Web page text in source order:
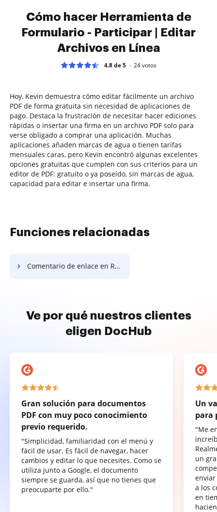
Cómo hacer Herramienta de
Formulario - Participar | Editar
Archivos en Línea
4.8 de 5 24votos
Hoy, Kevin demuestra cómo editar fácilmente un archivo
PDF de forma gratuita sin necesidad de aplicaciones de
pago. Destaca la frustración de necesitar hacer ediciones
rápidas o insertar una firma en un archivo PDF solo para
verse obligado a comprar una aplicación. Muchas
aplicaciones añaden marcas de agua o tienen tarifas
mensuales caras, pero Kevin encontró algunas excelentes
opciones gratuitas que cumplen con sus criterios para un
editor de PDF: gratuito o ya poseído, sin marcas de agua,
capacidad para editar e insertar una firma.
Funciones relacionadas
Comentario de enlace en Radix-64
Ve por qué nuestros clientes
eligen DocHub
Gran solución para documentos
PDF con muy poco conocimiento
previo requerido.
"Simplicidad, familiaridad con el menú y
fácil de usar. Es fácil de navegar, hacer
cambios y editar lo que necesites. Como se
utiliza junto a Google, el documento
siempre se guarda, así que no tienes que
preocuparte por ello."
Un
para
"Me
un
a los
en